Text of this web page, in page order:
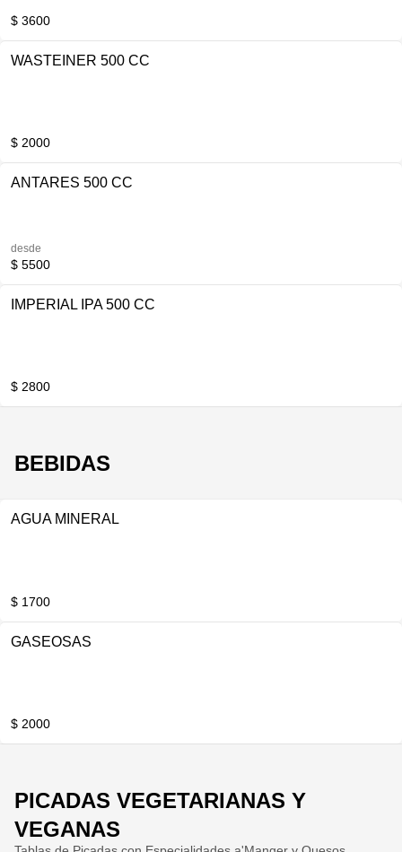
$ 3600
WASTEINER 500 CC
$ 2000
ANTARES 500 CC
desde
$ 5500
IMPERIAL IPA 500 CC
$ 2800
BEBIDAS
AGUA MINERAL
$ 1700
GASEOSAS
$ 2000
PICADAS VEGETARIANAS Y
VEGANAS